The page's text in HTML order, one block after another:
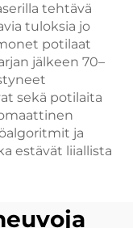
tehtävä
tuloksia jo
potilaat
jälkeen 70–
sekä potilaita
ja
estävät liiallista